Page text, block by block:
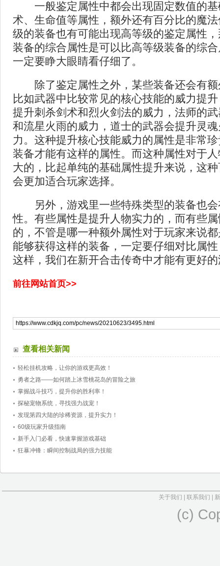
一般鉴定属性中都会出现固定数值的基
术、生命值等属性，额外还有百分比的魔
级的装备也有可能出现高等级的鉴定属性
装备的综合属性是可以比高等级装备的综
一定要睁大眼睛看仔细了。
除了鉴定属性之外，某些装备还会有额
比如武器中比较常见的核心技能的威力提
提升刺杀剑术和烈火剑法的威力，法师的
和流星火雨的威力，道士的武器会提升灵
力。这种提升核心技能威力的属性是非常
装备才能有这样的属性。而这种属性对于
大的，比起单纯的基础属性提升来说，这
会更加适合玩家选择。
另外，游戏里一些特殊类型的装备也会
性。有些属性是提升人物实力的，而有些
的，不管是哪一种额外属性对于玩家来说
能够获得这样的装备，一定要仔细对比属
这样，我们在新开合击传奇中才能有更好
前往网站首页>>
查看相关新闻
轻松挂机攻略，让你的游戏更高效！
勇者之路——如何踏上冰雪桃花岛的冒险之旅
掌握战斗技巧，提升你的胜利率！
探秘宠物系统，寻找强力战宠！
发现第四大陆的珍稀资源，提升实力！
60级玩家升级指南
新手入门必看，快速掌握游戏基础
狂暴冲锋：瞬间控制战局的强力技能
关于我们 联系我们
(c)